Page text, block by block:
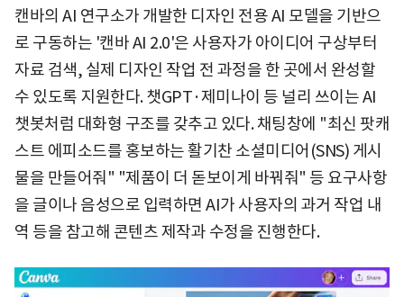
캔바의 AI 연구소가 개발한 디자인 전용 AI 모델을 기반으
로 구동하는 '캔바 AI 2.0'은 사용자가 아이디어 구상부터
자료 검색, 실제 디자인 작업 전 과정을 한 곳에서 완성할
수 있도록 지원한다. 챗GPT·제미나이 등 널리 쓰이는 AI
챗봇처럼 대화형 구조를 갖추고 있다. 채팅창에 "최신 팟캐
스트 에피소드를 홍보하는 활기찬 소셜미디어(SNS) 게시
물을 만들어줘" "제품이 더 돋보이게 바꿔줘" 등 요구사항
을 글이나 음성으로 입력하면 AI가 사용자의 과거 작업 내
역 등을 참고해 콘텐츠 제작과 수정을 진행한다.